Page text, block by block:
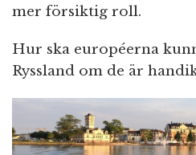
mer försiktig roll.
Hur ska européerna
Ryssland om de är